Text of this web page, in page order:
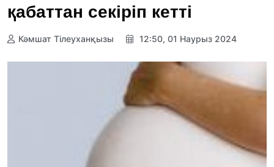
қабаттан секіріп кетті
Кәмшат Тілеуханқызы 12:50, 01 Наурыз 2024